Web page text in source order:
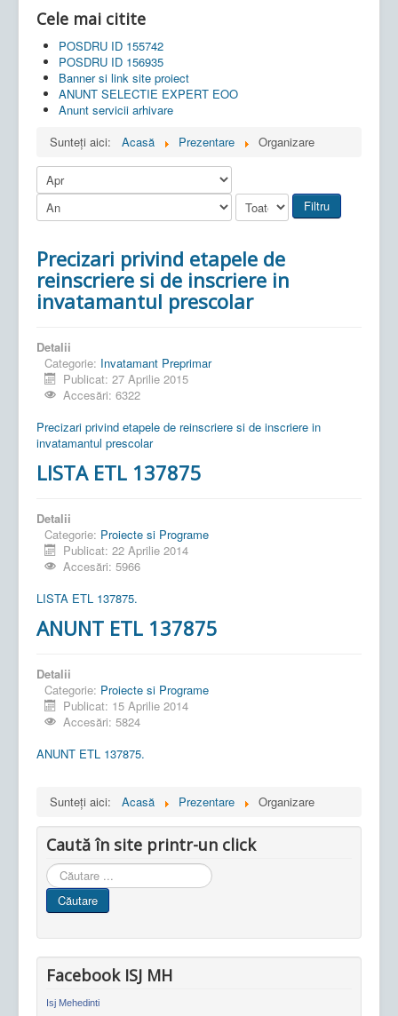
Cele mai citite
POSDRU ID 155742
POSDRU ID 156935
Banner si link site proiect
ANUNT SELECTIE EXPERT EOO
Anunt servicii arhivare
Sunteți aici:
Acasă Prezentare Organizare
Filtru
Precizari privind etapele de
reinscriere si de inscriere in
invatamantul prescolar
Detalii
Categorie: Invatamant Preprimar
Publicat: 27 Aprilie 2015
Accesări: 6322
Precizari privind etapele de reinscriere si de inscriere in
invatamantul prescolar
LISTA ETL 137875
Detalii
Categorie: Proiecte si Programe
Publicat: 22 Aprilie 2014
Accesări: 5966
LISTA ETL 137875.
ANUNT ETL 137875
Detalii
Categorie: Proiecte si Programe
Publicat: 15 Aprilie 2014
Accesări: 5824
ANUNT ETL 137875.
Sunteți aici: Acasă Prezentare Organizare
Caută în site printr-un click
Cauta
in
site
Căutare
Facebook ISJ MH
Isj Mehedinti